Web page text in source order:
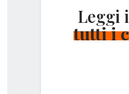
Leggi
tutti i